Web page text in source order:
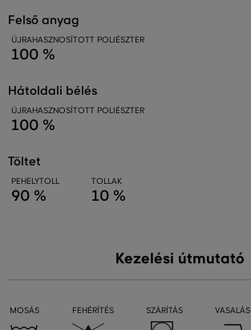
felső anyag
ÚJRAHASZNOSÍTOTT POLIÉSZTER
100 %
hátoldali bélés
ÚJRAHASZNOSÍTOTT POLIÉSZTER
100 %
töltet
PEHELYTOLL
90 %
TOLLAK
10 %
Kezelési útmutató
MOSÁS FEHÉRÍTÉS SZÁRÍTÁS VASALÁS